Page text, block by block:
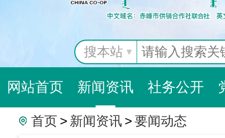
搜本站
网站首页 新闻资讯 社务公开
首页 > 新闻资讯 > 要闻动态